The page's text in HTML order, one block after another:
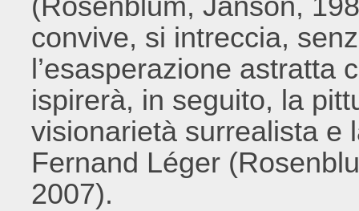
convive, si intreccia,
l’esasperazione astratta
ispirerà, in seguito, la
visionarietà surrealista e
Fernand Léger
2007).